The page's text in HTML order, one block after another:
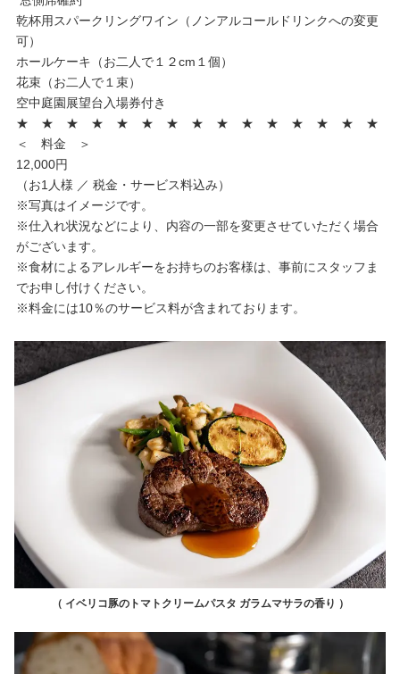
乾杯用スパークリングワイン（ノンアルコールドリンクへの変更
可）
ホールケーキ（お二人で１２cm１個）
花束（お二人で１束）
空中庭園展望台入場券付き
★ ★ ★ ★ ★ ★ ★ ★ ★ ★ ★ ★ ★ ★ ★
＜ 料金 ＞
12,000円
（お1人様 ／ 税金・サービス料込み）
※写真はイメージです。
※仕入れ状況などにより、内容の一部を変更させていただく場合
がございます。
※食材によるアレルギーをお持ちのお客様は、事前にスタッフま
でお申し付けください。
※料金には10％のサービス料が含まれております。
（ イベリコ豚のトマトクリームパスタ ガラムマサラの香り ）